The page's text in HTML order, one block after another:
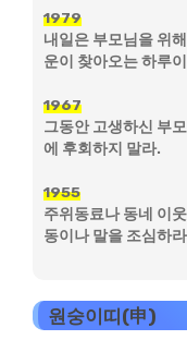
1979
내일은 부모님을 위
운이 찾아오는 하루
1967
그동안 고생하신 부
에 후회하지 말라.
1955
주위동료나 동네 이
동이나 말을 조심하
원숭이띠(申)